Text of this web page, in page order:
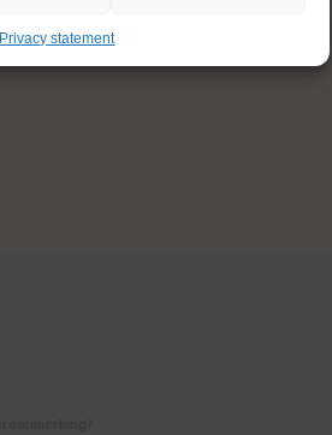
Privacy statement